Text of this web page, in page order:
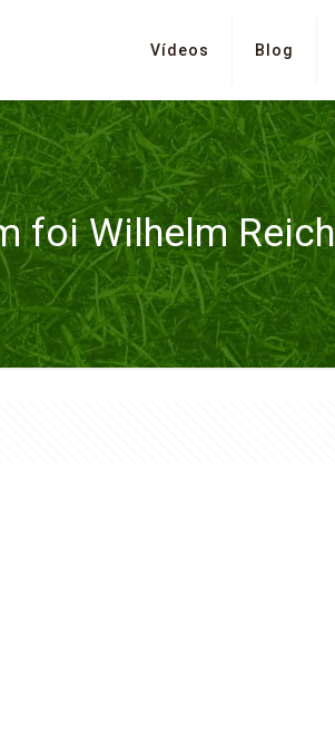
Vídeos Blog
foi Wilhelm Reich